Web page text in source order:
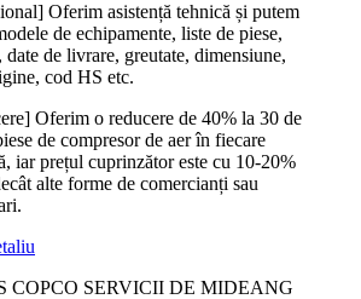
Oferim asistență tehnică și putem
de echipamente, liste de piese,
date de livrare, greutate, dimensiune,
cod HS etc.
Oferim o reducere de 40% la 30 de
de compresor de aer în fiecare
iar prețul cuprinzător este cu 10-20%
alte forme de comercianți sau